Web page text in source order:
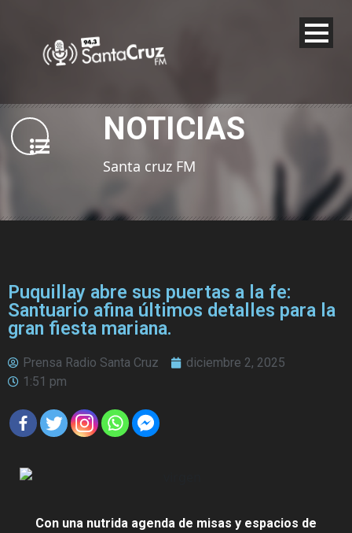
NOTICIAS
Santa cruz FM
Puquillay abre sus puertas a la fe:
Santuario afina últimos detalles para la
gran fiesta mariana.
Prensa Radio Santa Cruz
diciembre 2, 2025
1:51 pm
Con una nutrida agenda de misas y espacios de